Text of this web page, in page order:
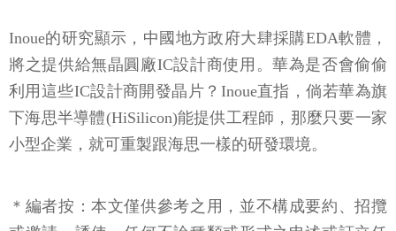
Inoue的研究顯示，中國地方政府大肆採購EDA軟體，
將之提供給無晶圓廠IC設計商使用。華為是否會偷偷
利用這些IC設計商開發晶片？Inoue直指，倘若華為旗
下海思半導體(HiSilicon)能提供工程師，那麼只要一家
小型企業，就可重製跟海思一樣的研發環境。
＊編者按：本文僅供參考之用，並不構成要約、招攬